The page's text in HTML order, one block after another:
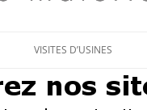
VISITES D’USINES